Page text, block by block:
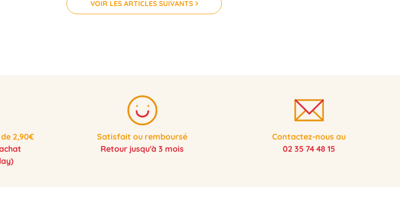
VOIR LES ARTICLES SUIVANTS
2,90€
Satisfait ou remboursé
Retour jusqu'à 3 mois
Contactez-nous au
02 35 74 48 15